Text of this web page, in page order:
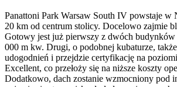
Panattoni Park Warsaw South IV powstaje w
20 km od centrum stolicy. Docelowo zajmie
Gotowy jest już pierwszy z dwóch
000 m kw. Drugi, o podobnej kubaturze,
udogodnień i przejdzie certyfikację na
Excellent, co przełoży się na niższe koszty
Dodatkowo, dach zostanie wzmocniony pod